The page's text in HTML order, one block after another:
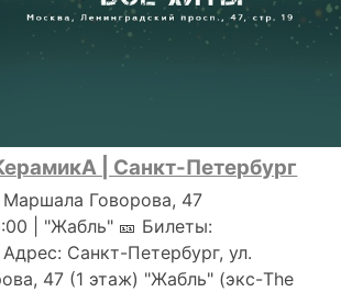
| Санкт-Петербург
Маршала Говорова, 47
| "Жабль" 🎫 Билеты:
Санкт-Петербург, ул.
47 (1 этаж) "Жабль" (экс-The